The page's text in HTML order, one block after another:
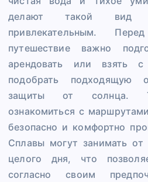
делают такой вид
привлекательным.
путешествие важно
арендовать или взять
подобрать подходящую
защиты от солнца.
ознакомиться с
безопасно и комфортно
Сплавы могут занимать от
целого дня, что
согласно своим